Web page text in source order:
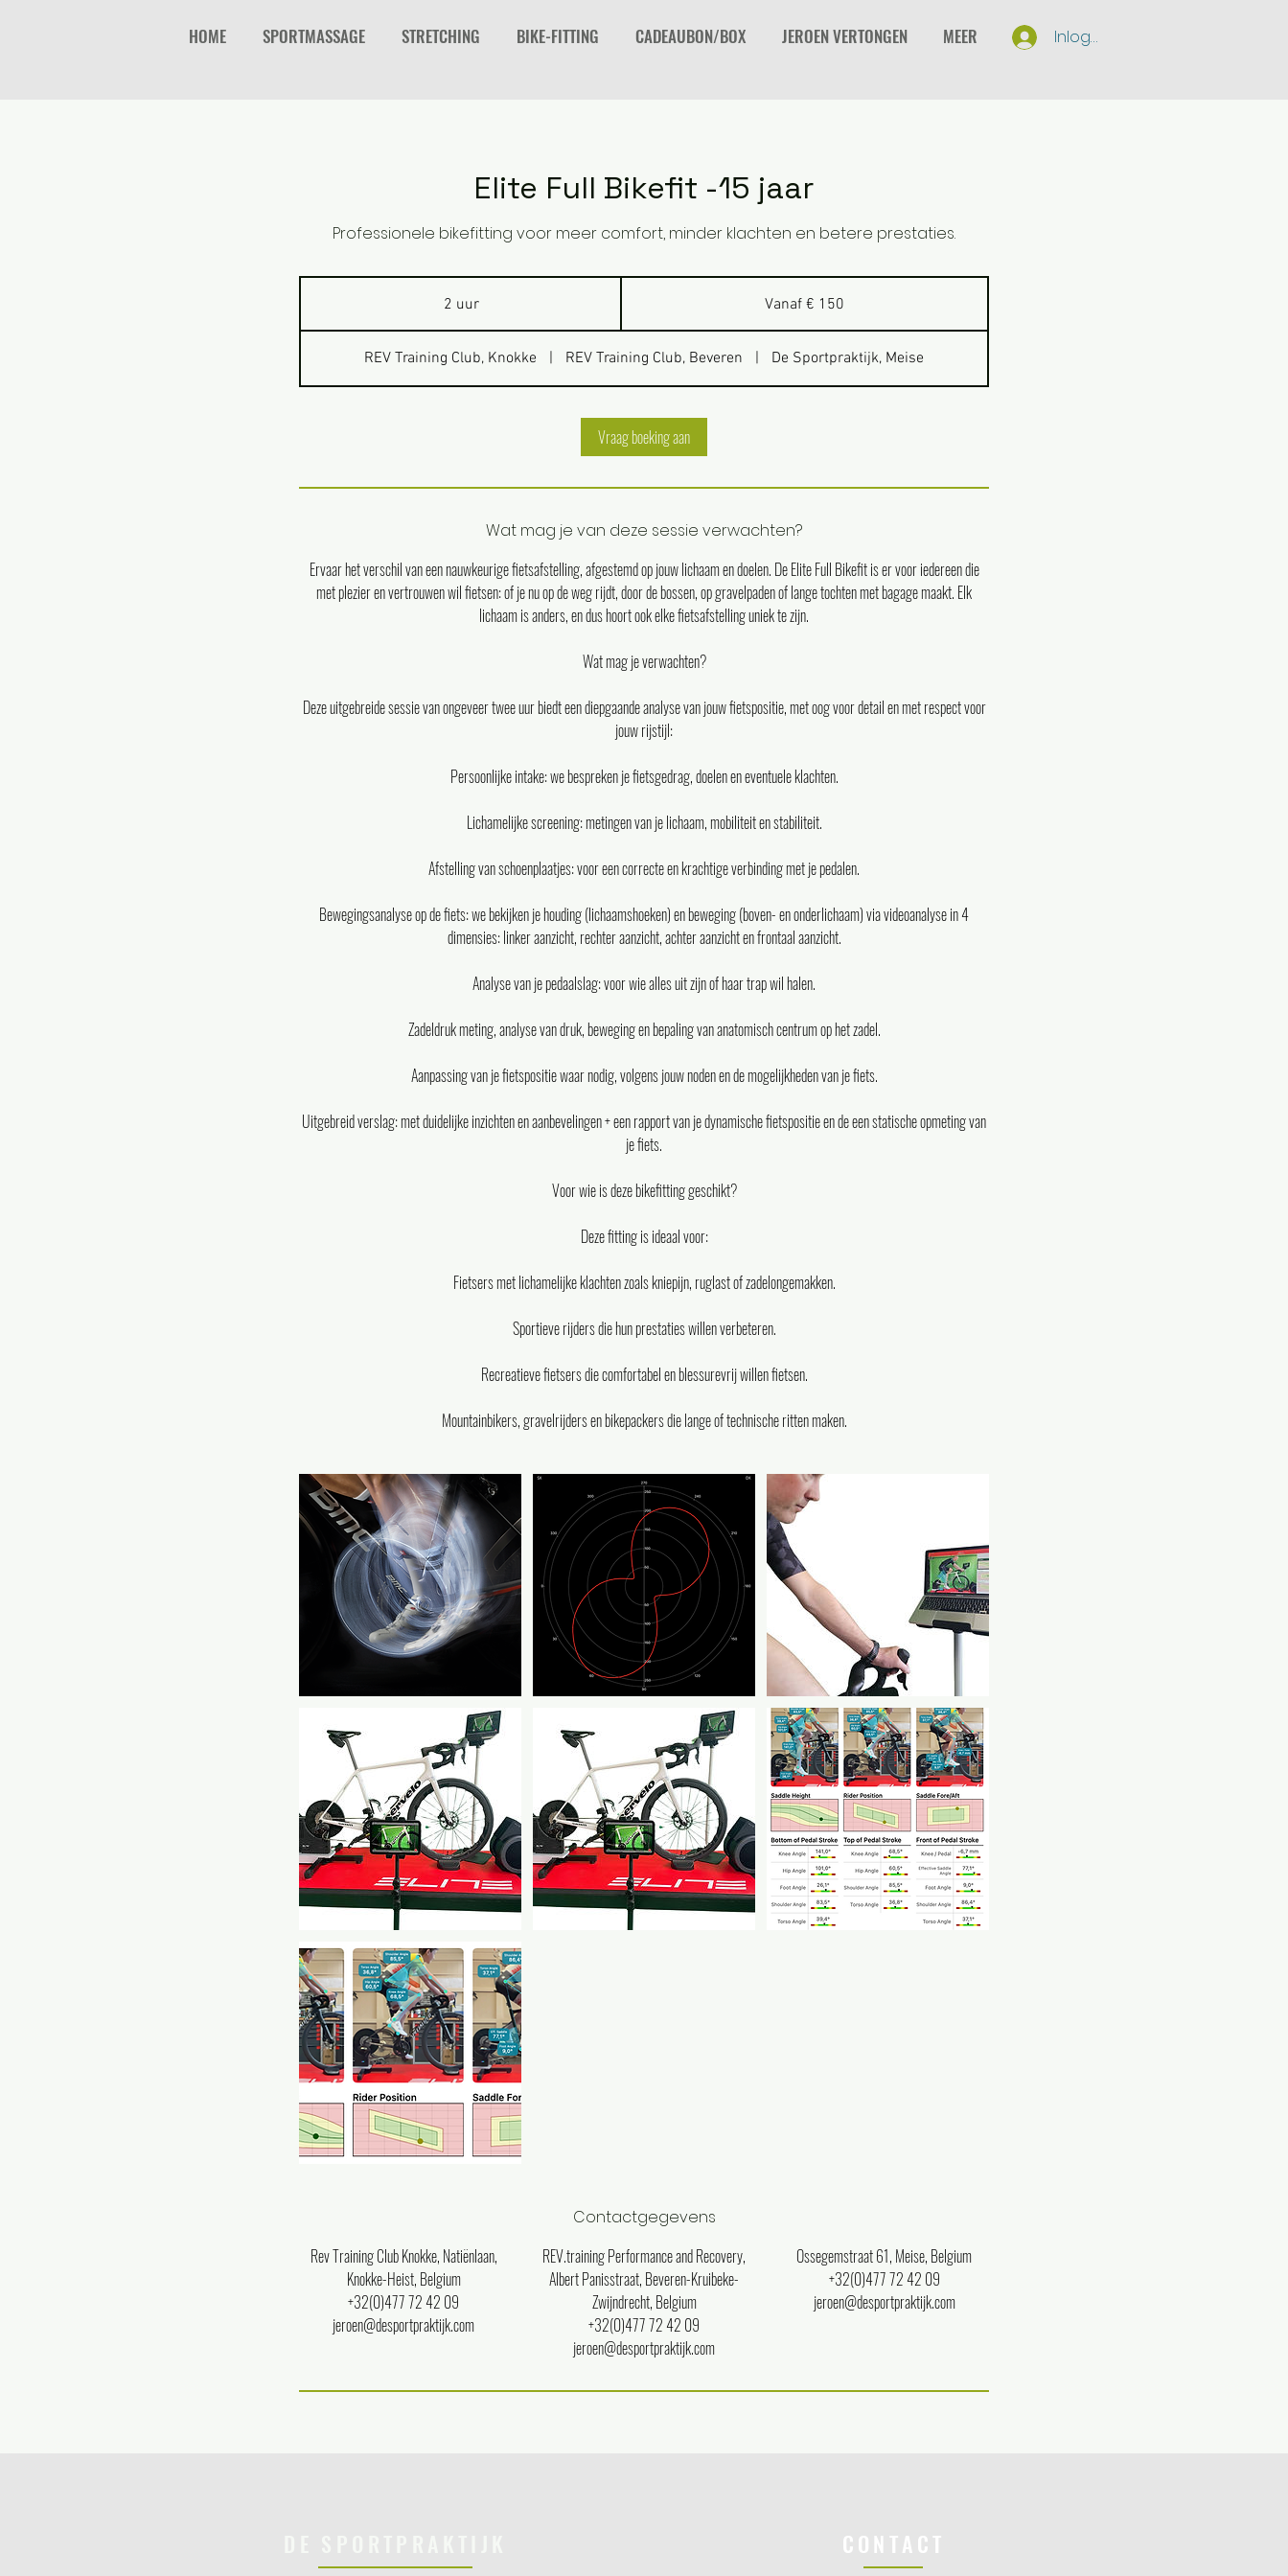
HOME SPORTMASSAGE STRETCHING BIKE-FITTING CADEAUBON/BOX JEROEN VERTONGEN MEER Inloggen
Elite Full Bikefit -15 jaar
Professionele bikefitting voor meer comfort, minder klachten en betere prestaties.
2 uur
u
Vanaf € 150
REV Training Club, Knokke | REV Training Club, Beveren | De Sportpraktijk, Meise
Vraag boeking aan
Wat mag je van deze sessie verwachten?
Ervaar het verschil van een nauwkeurige fietsafstelling, afgestemd op jouw lichaam en doelen. De Elite Full Bikefit is er voor iedereen die
met plezier en vertrouwen wil fietsen: of je nu op de weg rijdt, door de bossen, op gravelpaden of lange tochten met bagage maakt. Elk
lichaam is anders, en dus hoort ook elke fietsafstelling uniek te zijn.
Wat mag je verwachten?
Deze uitgebreide sessie van ongeveer twee uur biedt een diepgaande analyse van jouw fietspositie, met oog voor detail en met respect voor
jouw rijstijl:
Persoonlijke intake: we bespreken je fietsgedrag, doelen en eventuele klachten.
Lichamelijke screening: metingen van je lichaam, mobiliteit en stabiliteit.
Afstelling van schoenplaatjes: voor een correcte en krachtige verbinding met je pedalen.
Bewegingsanalyse op de fiets: we bekijken je houding (lichaamshoeken) en beweging (boven- en onderlichaam) via videoanalyse in 4
dimensies: linker aanzicht, rechter aanzicht, achter aanzicht en frontaal aanzicht.
Analyse van je pedaalslag: voor wie alles uit zijn of haar trap wil halen.
Zadeldruk meting, analyse van druk, beweging en bepaling van anatomisch centrum op het zadel.
Aanpassing van je fietspositie waar nodig, volgens jouw noden en de mogelijkheden van je fiets.
Uitgebreid verslag: met duidelijke inzichten en aanbevelingen + een rapport van je dynamische fietspositie en de een statische opmeting van
je fiets.
Voor wie is deze bikefitting geschikt?
Deze fitting is ideaal voor:
Fietsers met lichamelijke klachten zoals kniepijn, ruglast of zadelongemakken.
Sportieve rijders die hun prestaties willen verbeteren.
Recreatieve fietsers die comfortabel en blessurevrij willen fietsen.
Mountainbikers, gravelrijders en bikepackers die lange of technische ritten maken.
Contactgegevens
Rev Training Club Knokke, Natiënlaan,
Knokke-Heist, Belgium
+32(0)477 72 42 09
jeroen@desportpraktijk.com
REV.training Performance and Recovery,
Albert Panisstraat, Beveren-Kruibeke-
Zwijndrecht, Belgium
+32(0)477 72 42 09
jeroen@desportpraktijk.com
Ossegemstraat 61, Meise, Belgium
+32(0)477 72 42 09
jeroen@desportpraktijk.com
CONTACT